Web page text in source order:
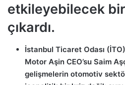
etkileyebilecek
çıkardı.
İstanbul Ticaret Odası
Motor Aşin CEO’su Saim
gelişmelerin otomotiv